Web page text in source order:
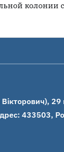
колонии
433503,